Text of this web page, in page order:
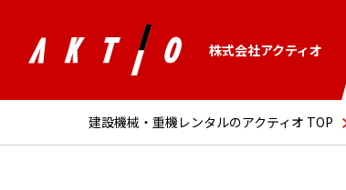
株式会社アクティオ
建設機械・重機レンタルのアクティオ TOP